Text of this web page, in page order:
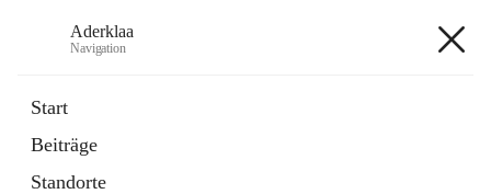
Aderklaa
Navigation
Start
Beiträge
Standorte
6 Schnellzugriffe